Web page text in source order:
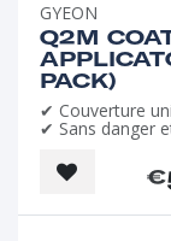
GYEON
Q2M
PACK)
✔ Couverture
✔ Sans danger
€